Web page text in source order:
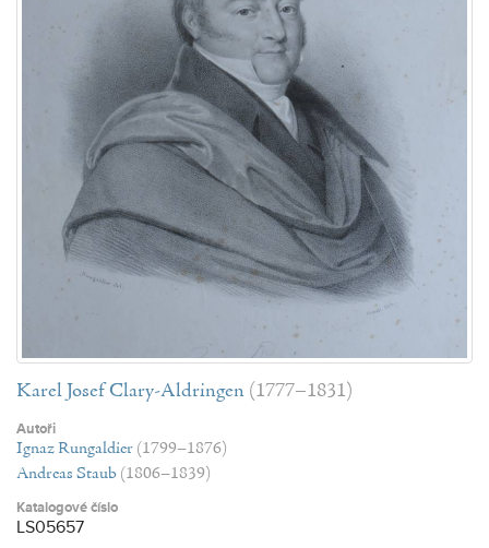
Karel Josef Clary-Aldringen (1777–1831)
Autoři
Ignaz Rungaldier (1799–1876)
Andreas Staub (1806–1839)
Katalogové číslo
LS05657